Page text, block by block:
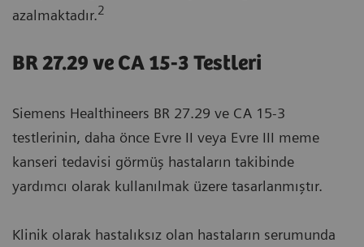
azalmaktadır.2
BR 27.29 ve CA 15-3 Testleri
Siemens Healthineers BR 27.29 ve CA 15-3
testlerinin, daha önce Evre II veya Evre III meme
kanseri tedavisi görmüş hastaların takibinde
yardımcı olarak kullanılmak üzere tasarlanmıştır.
Klinik olarak hastalıksız olan hastaların serumunda